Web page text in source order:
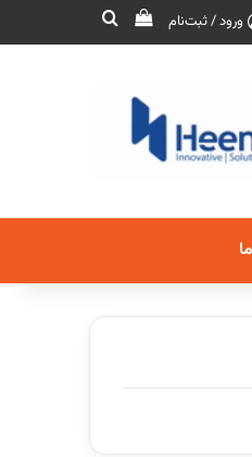
ورود / ثبت‌نام